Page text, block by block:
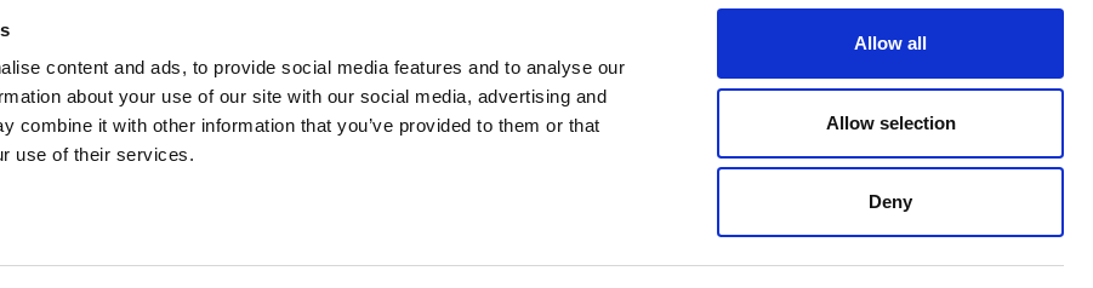
content and ads, to provide social media features and to analyse our
about your use of our site with our social media, advertising and
combine it with other information that you’ve provided to them or that
use of their services.
Allow all
Allow selection
Deny
Plattform
Magic xpa Web Application
Framework
Karriere
Datenschutzerklärung
Weltweite Niederlassungen
Impressum